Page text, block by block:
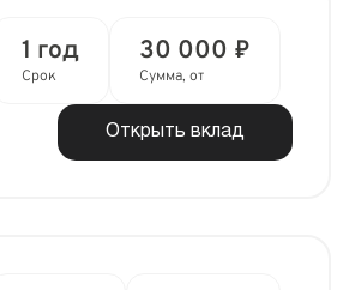
1 год
Срок
30 000 ₽
Сумма, от
Открыть вклад